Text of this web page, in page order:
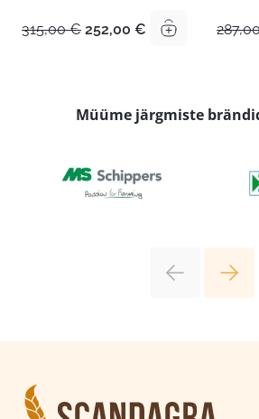
315,00€ Algne
252,00 € Praegune
Müüme järgmiste